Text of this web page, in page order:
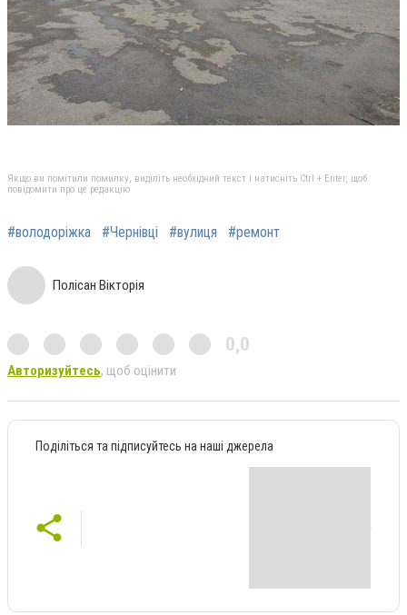
Якщо ви помітили помилку, виділіть необхідний текст і натисніть Ctrl + Enter, щоб
повідомити про це редакцію
#володоріжка #Чернівці #вулиця #ремонт
Полісан Вікторія
0,0
Авторизуйтесь, щоб оцінити
Поділіться та підписуйтесь на наші джерела